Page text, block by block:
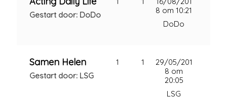
Gestart door: DoDo
8 om 10:21
DoDo
Samen Helen
Gestart door: LSG
1 1
29/05/201
8 om
20:05
LSG